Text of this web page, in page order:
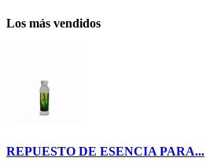
Los más vendidos
REPUESTO DE ESENCIA PARA...